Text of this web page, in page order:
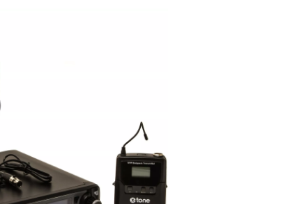
Voir nos marques